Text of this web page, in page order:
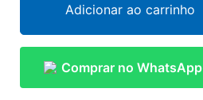
Adicionar ao carrinho
Comprar no WhatsApp